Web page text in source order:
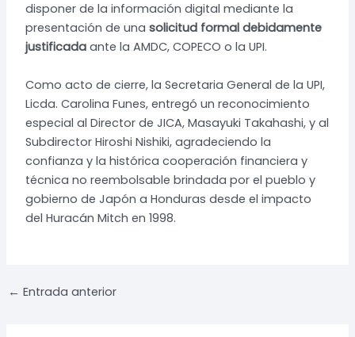
disponer de la información digital mediante la
presentación de una solicitud formal debidamente
justificadaante la AMDC, COPECO o la UPI.
Como acto de cierre, la Secretaria General de la UPI,
Licda. Carolina Funes, entregó un reconocimiento
especial al Director de JICA, Masayuki Takahashi, y al
Subdirector Hiroshi Nishiki, agradeciendo la
confianza y la histórica cooperación financiera y
técnica no reembolsable brindada por el pueblo y
gobierno de Japón a Honduras desde el impacto
del Huracán Mitch en 1998.
Navegación
← Entrada anterior